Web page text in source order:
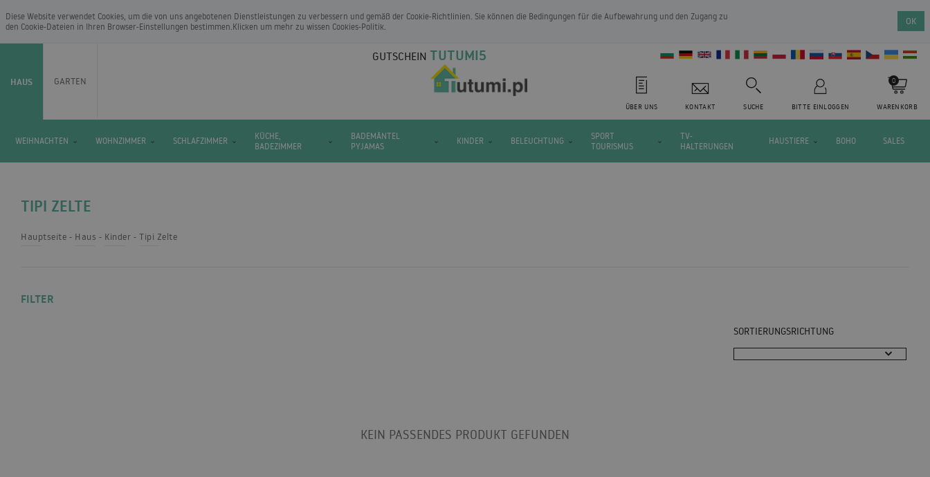
Diese Website verwendet Cookies, um die von uns angebotenen Dienstleistungen zu verbessern und gemäß der Cookie-Richtlinien. Sie können die Bedingungen für die Aufbewahrung und den Zugang zu
den Cookie-Dateien in Ihren Browser-Einstellungen bestimmen.Klicken um mehr zu wissen Cookies-Politik.
OK
HAUS GARTEN
GUTSCHEIN TUTUMI5
ÜBER UNS KONTAKT SUCHE BITTE EINLOGGEN WARENKORB
0
WEIHNACHTEN WOHNZIMMER SCHLAFZIMMER
KÜCHE,
BADEZIMMER
BADEMÄNTEL
PYJAMAS
KINDER BELEUCHTUNG
SPORT
TOURISMUS
TV-
HALTERUNGEN
HAUSTIERE BOHO SALES
TIPI ZELTE
Hauptseite Haus Kinder Tipi Zelte
FILTER
SORTIERUNGSRICHTUNG
KEIN PASSENDES PRODUKT GEFUNDEN